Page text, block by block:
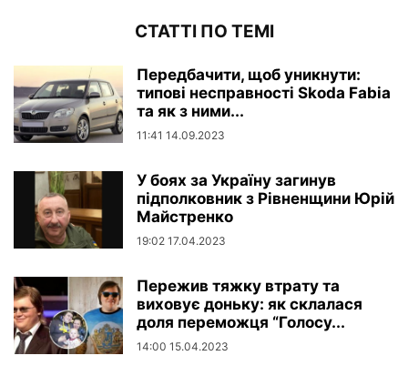
СТАТТІ ПО ТЕМІ
Передбачити, щоб уникнути:
типові несправності Skoda Fabia
та як з ними...
11:41 14.09.2023
У боях за Україну загинув
підполковник з Рівненщини Юрій
Майстренко
19:02 17.04.2023
Пережив тяжку втрату та
виховує доньку: як склалася
доля переможця “Голосу...
14:00 15.04.2023